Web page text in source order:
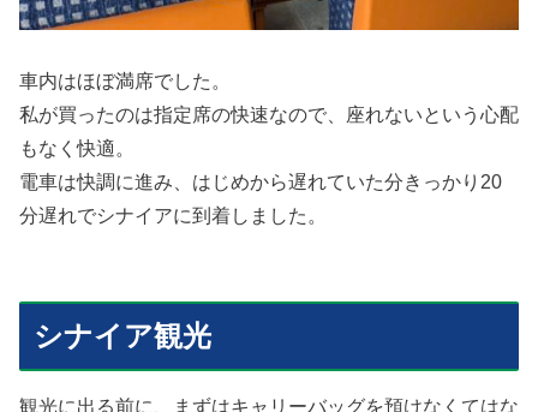
車内はほぼ満席でした。
私が買ったのは指定席の快速なので、座れないという心配
もなく快適。
電車は快調に進み、はじめから遅れていた分きっかり20
分遅れでシナイアに到着しました。
シナイア観光
観光に出る前に、まずはキャリーバッグを預けなくてはな